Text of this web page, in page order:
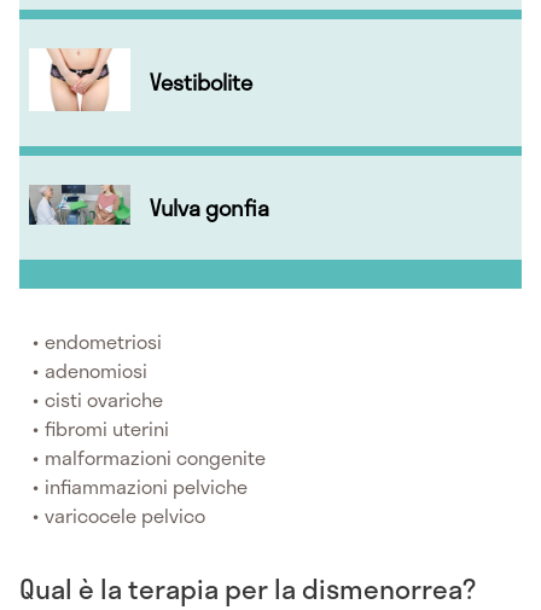
Vestibolite
Vulva gonfia
endometriosi
adenomiosi
cisti ovariche
fibromi uterini
malformazioni congenite
infiammazioni pelviche
varicocele pelvico
Qual è la terapia per la dismenorrea?